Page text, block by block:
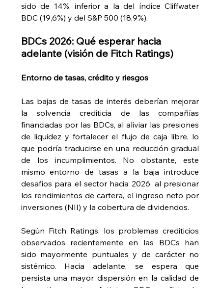
sido de 14%, inferior a la del índice Cliffwater
BDC (19,6%) y del S&P 500 (18,9%).
BDCs 2026: Qué esperar hacia
adelante (visión de Fitch Ratings)
Entorno de tasas, crédito y riesgos
Las bajas de tasas de interés deberían mejorar
la solvencia crediticia de las compañías
financiadas por las BDCs, al aliviar las presiones
de liquidez y fortalecer el flujo de caja libre, lo
que podría traducirse en una reducción gradual
de los incumplimientos. No obstante, este
mismo entorno de tasas a la baja introduce
desafíos para el sector hacia 2026, al presionar
los rendimientos de cartera, el ingreso neto por
inversiones (NII) y la cobertura de dividendos.
Según Fitch Ratings, los problemas crediticios
observados recientemente en las BDCs han
sido mayormente puntuales y de carácter no
sistémico. Hacia adelante, se espera que
persista una mayor dispersión en la calidad de